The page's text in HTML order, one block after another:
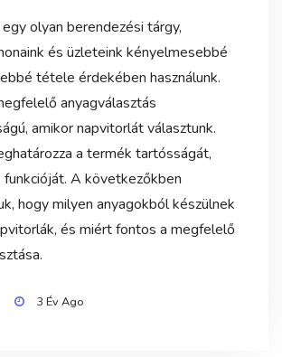
olyan berendezési tárgy,
és üzleteink kényelmesebbé
tétele érdekében használunk.
anyagválasztás
amikor napvitorlát választunk.
a termék tartósságát,
A következőkben
hogy milyen anyagokból készülnek
és miért fontos a megfelelő
3 Év Ago